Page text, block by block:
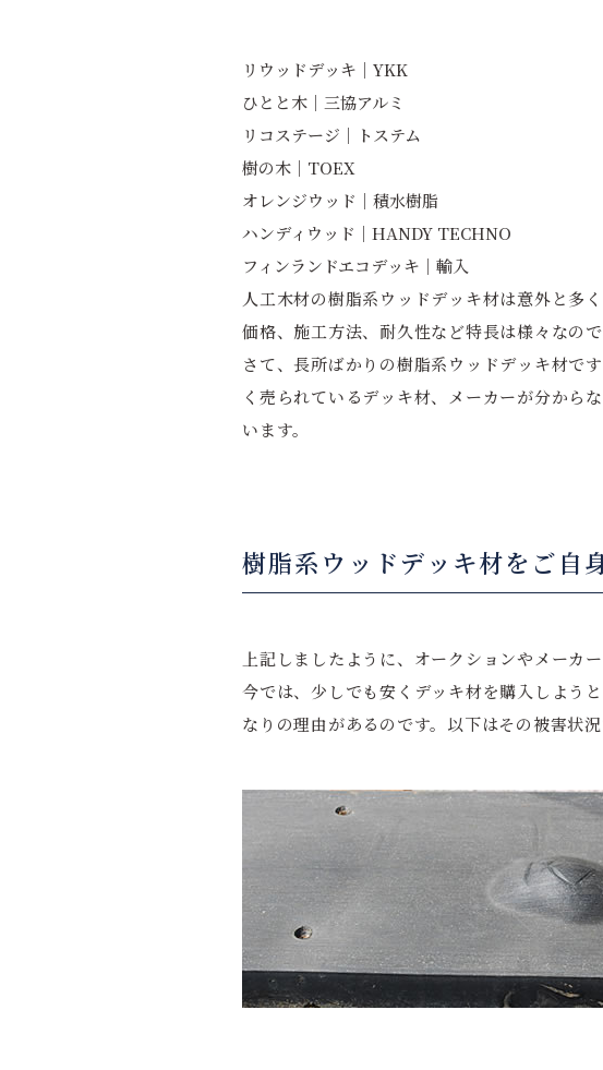
リウッドデッキ｜YKK
ひとと木｜三協アルミ
リコステージ｜トステム
樹の木｜TOEX
オレンジウッド｜積水樹脂
ハンディウッド｜HANDY TECHNO
フィンランドエコデッキ｜輸入
人工木材の樹脂系ウッドデッキ材は意外と多
価格、施工方法、耐久性など特長は様々なの
さて、長所ばかりの樹脂系ウッドデッキ材で
く売られているデッキ材、メーカーが分から
います。
樹脂系ウッドデッキ材をご自
上記しましたように、オークションやメーカ
今では、少しでも安くデッキ材を購入しよう
なりの理由があるのです。以下はその被害状況